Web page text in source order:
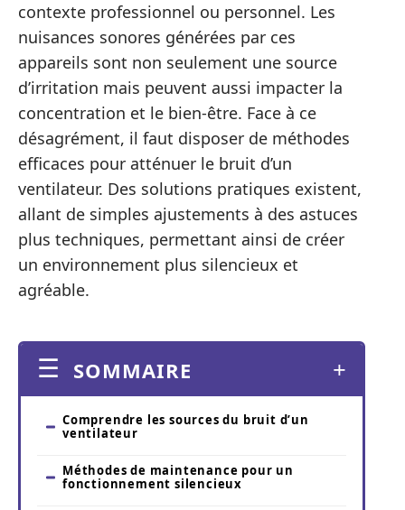
contexte professionnel ou personnel. Les
nuisances sonores générées par ces
appareils sont non seulement une source
d’irritation mais peuvent aussi impacter la
concentration et le bien-être. Face à ce
désagrément, il faut disposer de méthodes
efficaces pour atténuer le bruit d’un
ventilateur. Des solutions pratiques existent,
allant de simples ajustements à des astuces
plus techniques, permettant ainsi de créer
un environnement plus silencieux et
agréable.
SOMMAIRE
Comprendre les sources du bruit d’un
ventilateur
Méthodes de maintenance pour un
fonctionnement silencieux